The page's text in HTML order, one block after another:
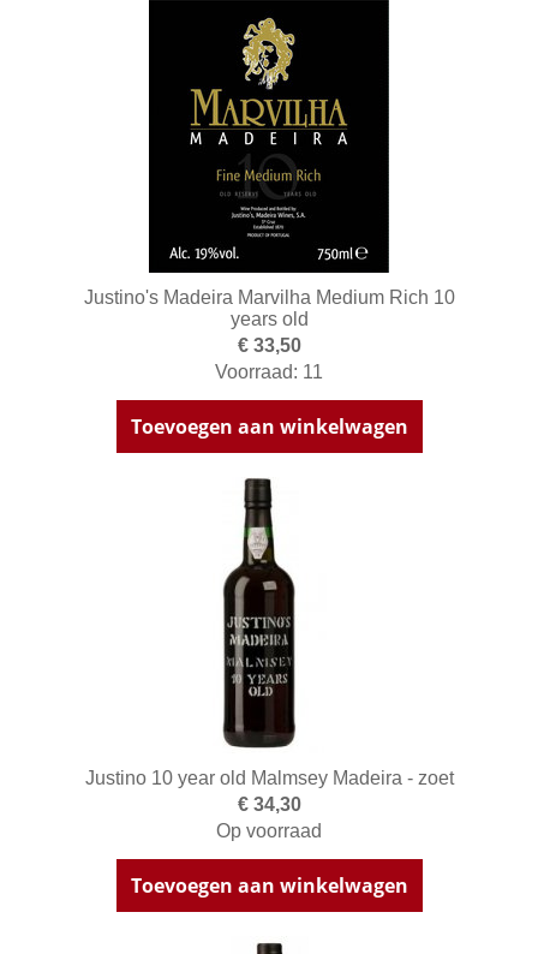
Justino's Madeira Marvilha Medium Rich 10
years old
€ 33,50
Voorraad: 11
Toevoegen aan winkelwagen
Justino 10 year old Malmsey Madeira - zoet
€ 34,30
Op voorraad
Toevoegen aan winkelwagen